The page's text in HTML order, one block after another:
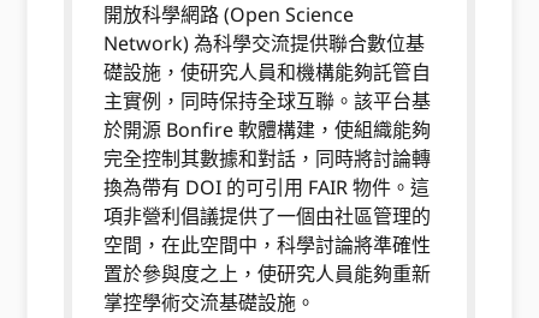
開放科學網路 (Open Science
Network) 為科學交流提供聯合數位基
礎設施，使研究人員和機構能夠託管自
主實例，同時保持全球互聯。該平台基
於開源 Bonfire 軟體構建，使組織能夠
完全控制其數據和對話，同時將討論轉
換為帶有 DOI 的可引用 FAIR 物件。這
項非營利倡議提供了一個由社區管理的
空間，在此空間中，科學討論將準確性
置於參與度之上，使研究人員能夠重新
掌控學術交流基礎設施。